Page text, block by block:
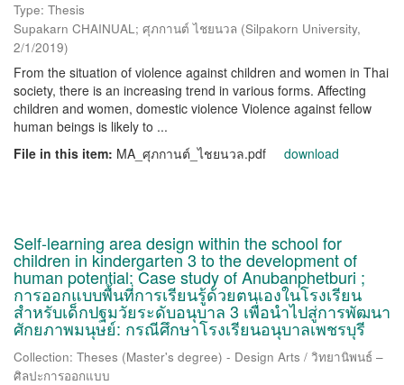
Type: Thesis
Supakarn CHAINUAL; ศุภกานต์ ไชยนวล (Silpakorn University,
2/1/2019)
From the situation of violence against children and women in Thai
society, there is an increasing trend in various forms. Affecting
children and women, domestic violence Violence against fellow
human beings is likely to ...
File in this item: MA_ศุภกานต์_ไชยนวล.pdf download
Self-learning area design within the school for
children in kindergarten 3 to the development of
human potential: Case study of Anubanphetburi ;
การออกแบบพื้นที่การเรียนรู้ด้วยตนเองในโรงเรียน
สำหรับเด็กปฐมวัยระดับอนุบาล 3 เพื่อนำไปสู่การพัฒนา
ศักยภาพมนุษย์: กรณีศึกษาโรงเรียนอนุบาลเพชรบุรี
Collection: Theses (Master's degree) - Design Arts / วิทยานิพนธ์ –
ศิลปะการออกแบบ